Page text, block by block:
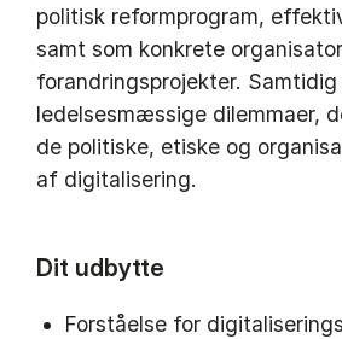
politisk reformprogram,
samt som konkrete
forandringsprojekter.
ledelsesmæssige dilemmaer,
de politiske, etiske og
af digitalisering.
Dit udbytte
Forståelse for